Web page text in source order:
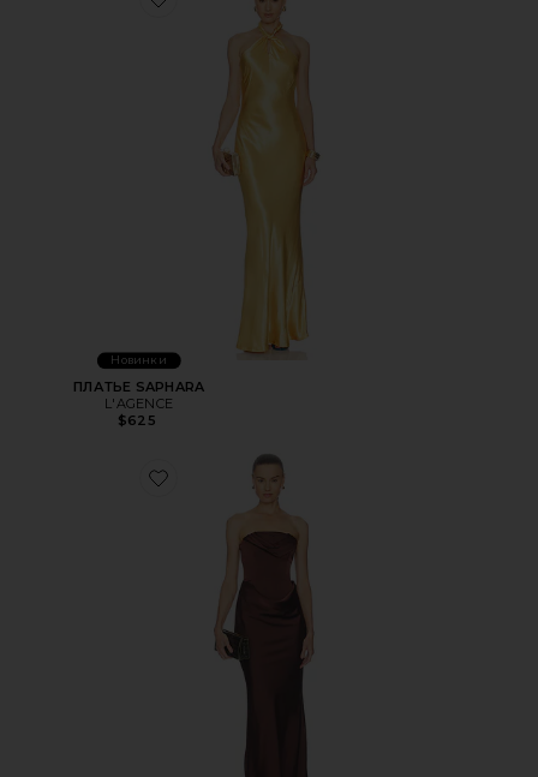
Favorite ПЛАТЬЕ SAPHARA
Новинки
ПЛАТЬЕ SAPHARA
L'AGENCE
$625
Favorite ДЛИННОЕ ПЛАТЬЕ CORSAGE LONG DRESS